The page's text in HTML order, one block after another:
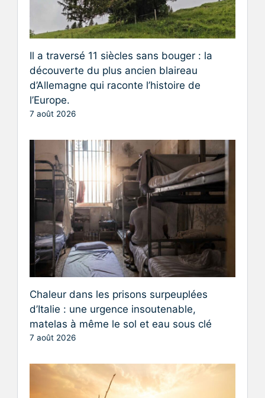
Il a traversé 11 siècles sans bouger : la
découverte du plus ancien blaireau
d’Allemagne qui raconte l’histoire de
l’Europe.
7 août 2026
Chaleur dans les prisons surpeuplées
d’Italie : une urgence insoutenable,
matelas à même le sol et eau sous clé
7 août 2026